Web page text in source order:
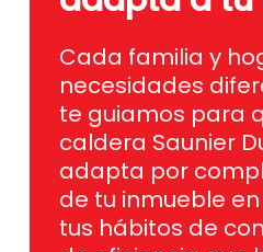
Cada familia y
necesidades
te guiamos para
caldera Saunier
adapta por
de tu inmueble
tus hábitos de
de eficiencia que
ofreciéndote